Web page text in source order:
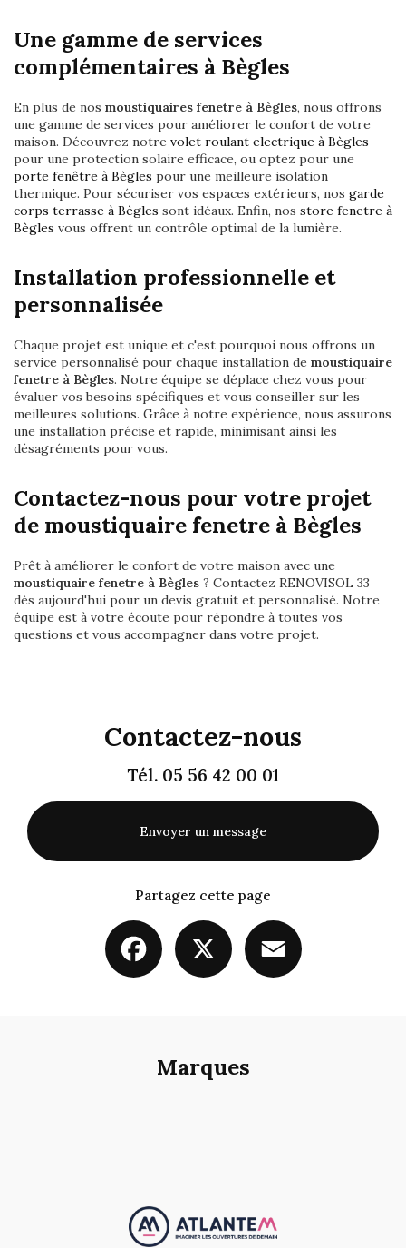
Une gamme de services
complémentaires à Bègles
En plus de nos moustiquaires fenetre à Bègles, nous offrons
une gamme de services pour améliorer le confort de votre
maison. Découvrez notre volet roulant electrique à Bègles
pour une protection solaire efficace, ou optez pour une
porte fenêtre à Bègles pour une meilleure isolation
thermique. Pour sécuriser vos espaces extérieurs, nos garde
corps terrasse à Bègles sont idéaux. Enfin, nos store fenetre à
Bègles vous offrent un contrôle optimal de la lumière.
Installation professionnelle et
personnalisée
Chaque projet est unique et c'est pourquoi nous offrons un
service personnalisé pour chaque installation de moustiquaire
fenetre à Bègles. Notre équipe se déplace chez vous pour
évaluer vos besoins spécifiques et vous conseiller sur les
meilleures solutions. Grâce à notre expérience, nous assurons
une installation précise et rapide, minimisant ainsi les
désagréments pour vous.
Contactez-nous pour votre projet
de moustiquaire fenetre à Bègles
Prêt à améliorer le confort de votre maison avec une
moustiquaire fenetre à Bègles ? Contactez RENOVISOL 33
dès aujourd'hui pour un devis gratuit et personnalisé. Notre
équipe est à votre écoute pour répondre à toutes vos
questions et vous accompagner dans votre projet.
Contactez-nous
Tél. 05 56 42 00 01
Envoyer un message
Partagez cette page
Facebook
Marques